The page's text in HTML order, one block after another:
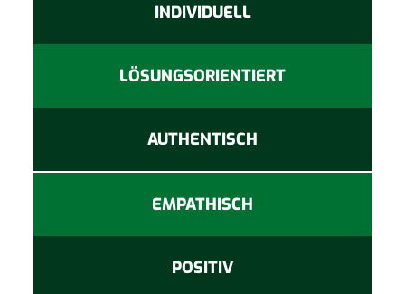
INDIVIDUELL
LÖSUNGSORIENTIERT
AUTHENTISCH
EMPATHISCH
POSITIV